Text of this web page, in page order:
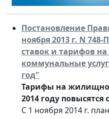
Постановление
ноября 2013 г. N
ставок и тарифов
коммунальные
год"
Тарифы на
2014 году повысятся
С 1 ноября 2014 г.